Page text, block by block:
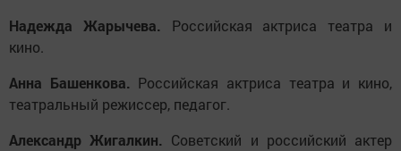
Надежда Жарычева. Российская актриса театра и
кино.
Анна Башенкова. Российская актриса театра и кино,
театральный режиссер, педагог.
Александр Жигалкин. Советский и российский актер